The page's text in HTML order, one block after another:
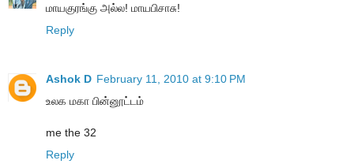
மாயகுரங்கு அல்ல! மாயபிசாசு!
Reply
Ashok D February 11, 2010 at 9:10 PM
உலக மகா பின்னூட்டம்
me the 32
Reply